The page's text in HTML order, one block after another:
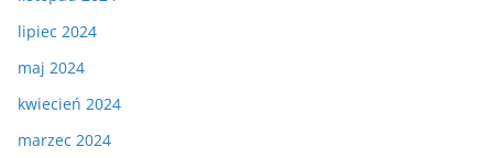
lipiec 2024
maj 2024
kwiecień 2024
marzec 2024